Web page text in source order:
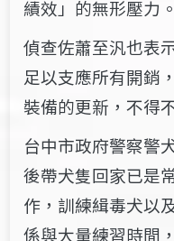
績效」的無形壓力。
偵查佐蕭至汎也表
足以支應所有開銷
裝備的更新，不得
台中市政府警察警
後帶犬隻回家已是
作，訓練緝毒犬以
係與大量練習時間